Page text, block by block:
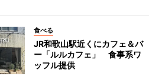
食べる
JR和歌山駅近くにカフェ＆バ
ー「ルルカフェ」 食事系ワ
ッフル提供